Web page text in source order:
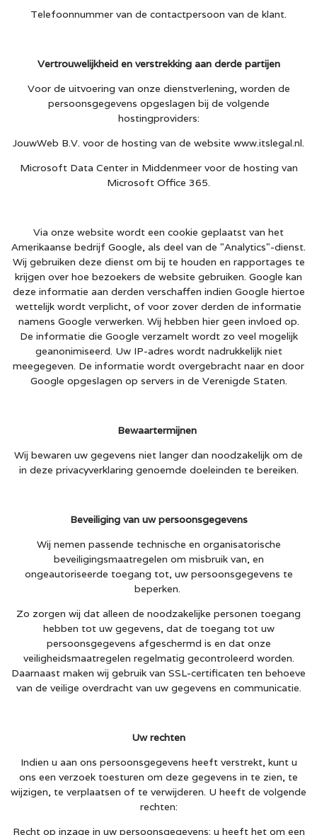
Telefoonnummer van de contactpersoon van de klant.
Vertrouwelijkheid en verstrekking aan derde partijen
Voor de uitvoering van onze dienstverlening, worden de
persoonsgegevens opgeslagen bij de volgende
hostingproviders:
JouwWeb B.V. voor de hosting van de website www.itslegal.nl.
Microsoft Data Center in Middenmeer voor de hosting van
Microsoft Office 365.
Via onze website wordt een cookie geplaatst van het
Amerikaanse bedrijf Google, als deel van de "Analytics"-dienst.
Wij gebruiken deze dienst om bij te houden en rapportages te
krijgen over hoe bezoekers de website gebruiken. Google kan
deze informatie aan derden verschaffen indien Google hiertoe
wettelijk wordt verplicht, of voor zover derden de informatie
namens Google verwerken. Wij hebben hier geen invloed op.
De informatie die Google verzamelt wordt zo veel mogelijk
geanonimiseerd. Uw IP-adres wordt nadrukkelijk niet
meegegeven. De informatie wordt overgebracht naar en door
Google opgeslagen op servers in de Verenigde Staten.
Bewaartermijnen
Wij bewaren uw gegevens niet langer dan noodzakelijk om de
in deze privacyverklaring genoemde doeleinden te bereiken.
Beveiliging van uw persoonsgegevens
Wij nemen passende technische en organisatorische
beveiligingsmaatregelen om misbruik van, en
ongeautoriseerde toegang tot, uw persoonsgegevens te
beperken.
Zo zorgen wij dat alleen de noodzakelijke personen toegang
hebben tot uw gegevens, dat de toegang tot uw
persoonsgegevens afgeschermd is en dat onze
veiligheidsmaatregelen regelmatig gecontroleerd worden.
Daarnaast maken wij gebruik van SSL-certificaten ten behoeve
van de veilige overdracht van uw gegevens en communicatie.
Uw rechten
Indien u aan ons persoonsgegevens heeft verstrekt, kunt u
ons een verzoek toesturen om deze gegevens in te zien, te
wijzigen, te verplaatsen of te verwijderen. U heeft de volgende
rechten:
Recht op inzage in uw persoonsgegevens: u heeft het om een